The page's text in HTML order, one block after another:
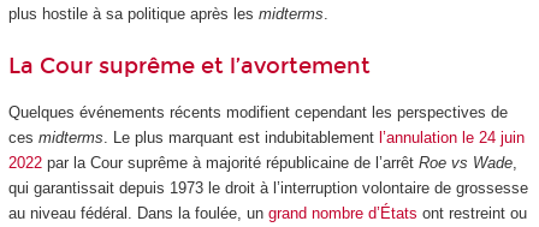
plus hostile à sa politique après les midterms.
La Cour suprême et l’avortement
Quelques événements récents modifient cependant les perspectives de
ces midterms. Le plus marquant est indubitablement l’annulation le 24 juin
2022par la Cour suprême à majorité républicaine de l’arrêt Roe vs Wade,
qui garantissait depuis 1973 le droit à l’interruption volontaire de grossesse
au niveau fédéral. Dans la foulée, un grand nombre d’États ont restreint ou